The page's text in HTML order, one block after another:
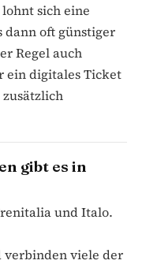
sich eine
dann oft günstiger
Regel auch
ein digitales Ticket
gibt es in
und Italo.
verbinden viele der